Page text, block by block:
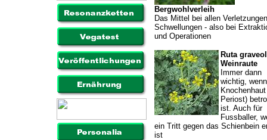
Bergwohlverleih
Das Mittel bei allen
Schwellungen - also bei
und Operationen
Ruta
Weinraute
Immer dann
wichtig,
Periost)
ist. Auch für
Fussballer,
ein Tritt gegen das Schienbein
ist